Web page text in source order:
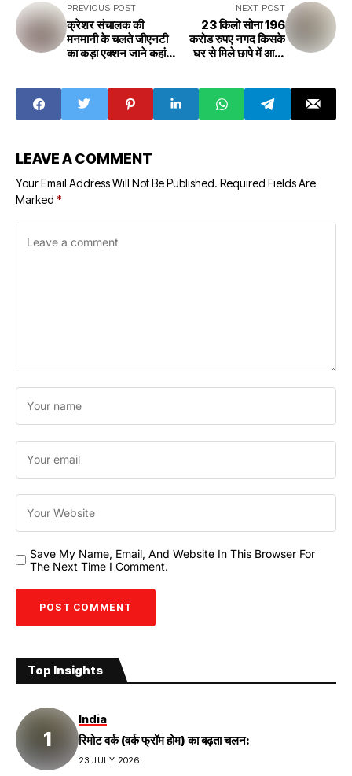
PREVIOUS POST
क्रेशर संचालक की
मनमानी के चलते जीएनटी
का कड़ा एक्शन जाने कहां
arbitrariness of
the crusher
operator, don't
why
NEXT POST
23 किलो सोना 196
करोड रुपए नगद किसके
घर से मिले छापे में आइए
cash were found
in the raid from
whose house, let
LEAVE A COMMENT
Your Email Address Will Not Be Published. Required Fields Are
Marked *
Save My Name, Email, And Website In This Browser For
The Next Time I Comment.
Top Insights
India
रिमोट वर्क (वर्क फ्रॉम होम) का बढ़ता चलन:
23 JULY 2026